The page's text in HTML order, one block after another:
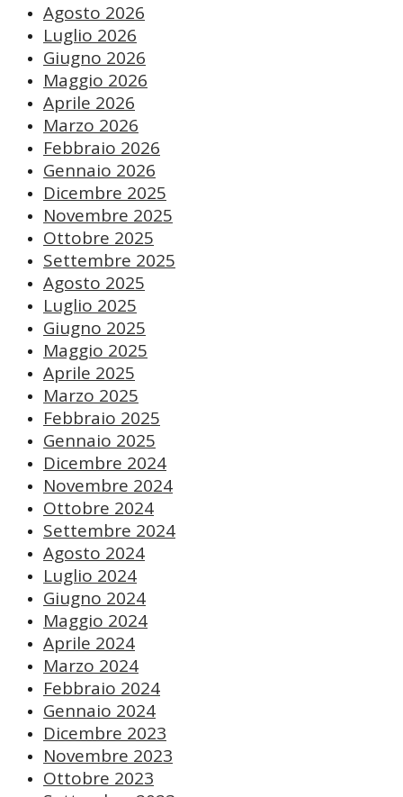
Agosto 2026
Luglio 2026
Giugno 2026
Maggio 2026
Aprile 2026
Marzo 2026
Febbraio 2026
Gennaio 2026
Dicembre 2025
Novembre 2025
Ottobre 2025
Settembre 2025
Agosto 2025
Luglio 2025
Giugno 2025
Maggio 2025
Aprile 2025
Marzo 2025
Febbraio 2025
Gennaio 2025
Dicembre 2024
Novembre 2024
Ottobre 2024
Settembre 2024
Agosto 2024
Luglio 2024
Giugno 2024
Maggio 2024
Aprile 2024
Marzo 2024
Febbraio 2024
Gennaio 2024
Dicembre 2023
Novembre 2023
Ottobre 2023